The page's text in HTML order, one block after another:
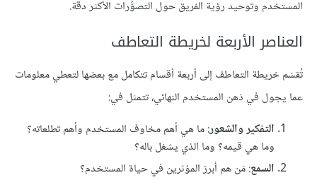
المستخدم وتوحيد رؤية الفريق حول التصوُّرات الأكثر دقة.
العناصر الأربعة لخريطة التعاطف
تُقسَم خريطة التعاطف إلى أربعة أقسام تتكامل مع بعضها لتعطي معلومات
عما يجول في ذهن المستخدم النهائي، تتمثل في:
التفكير والشعور: ما هي أهم مخاوف المستخدم وأهم تطلعاته؟
وما هي قيمه؟ وما الذي يشغل باله؟
السمع: مَن هم أبرز المؤثرين في حياة المستخدم؟